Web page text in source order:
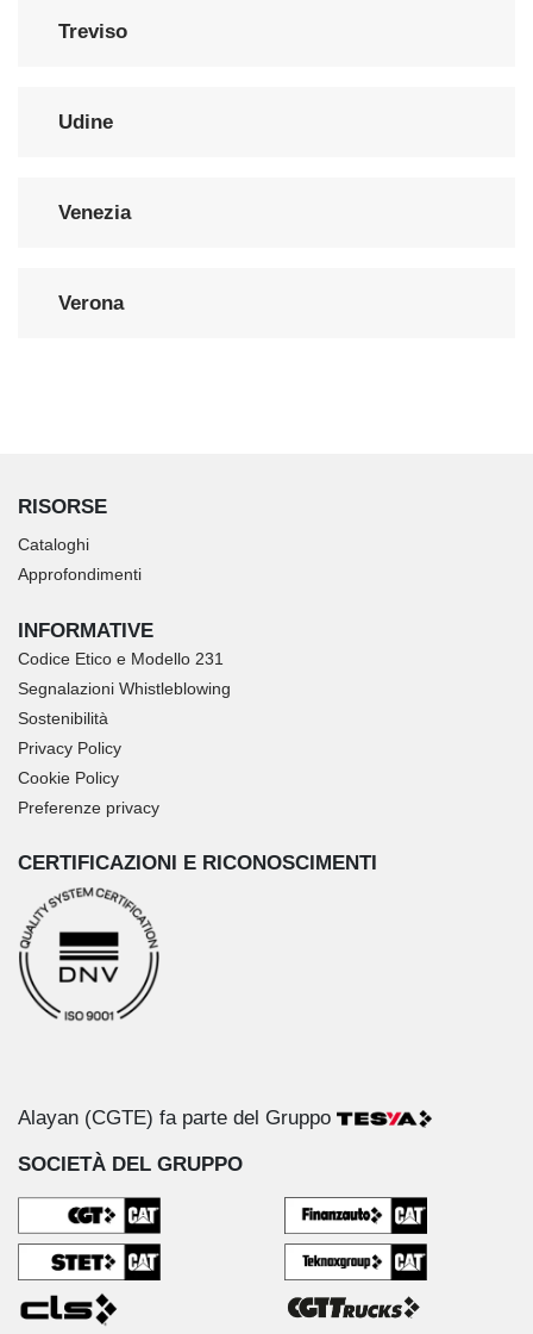
Treviso
Udine
Venezia
Verona
RISORSE
Cataloghi
Approfondimenti
INFORMATIVE
Codice Etico e Modello 231
Segnalazioni Whistleblowing
Sostenibilità
Privacy Policy
Cookie Policy
Preferenze privacy
CERTIFICAZIONI E RICONOSCIMENTI
Alayan (CGTE) fa parte del Gruppo
SOCIETÀ DEL GRUPPO